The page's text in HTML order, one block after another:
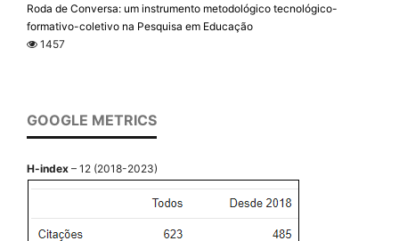
Roda de Conversa: um instrumento metodológico tecnológico-
formativo-coletivo na Pesquisa em Educação
1457
GOOGLE METRICS
H-index – 12 (2018-2023)